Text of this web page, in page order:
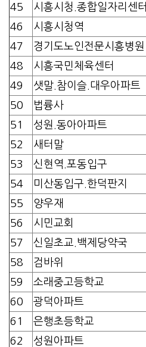
45
시흥시청.종합일자리센터
46
시흥시청역
47
경기도노인전문시흥병원
48
시흥국민체육센터
49
샛말.참이슬.대우아파트
50
법륭사
51
성원.동아아파트
52
새터말
53
신현역.포동입구
54
미산동입구.한덕판지
55
양우재
56
시민교회
57
신일초교.백제당약국
58
검바위
59
소래중고등학교
60
광덕아파트
61
은행초등학교
62
성원아파트